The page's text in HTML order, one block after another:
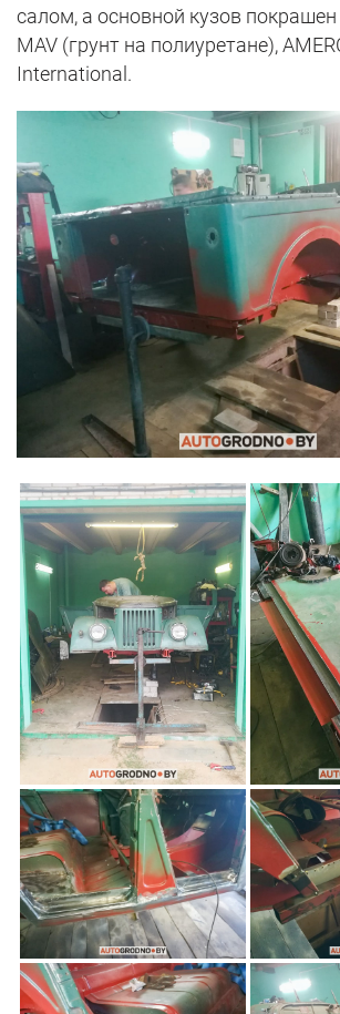
салом, а основной кузов покрашен
MAV (грунт на полиуретане),
International.